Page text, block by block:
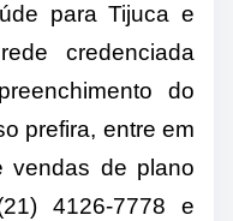
para Tijuca e
credenciada
do
prefira, entre em
vendas de plano
4126-7778 e